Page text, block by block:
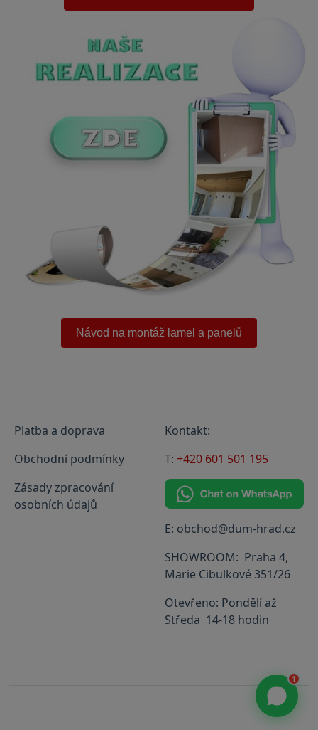
Návod na montáž lamel a panelů
Platba a doprava
Obchodní podmínky
Zásady zpracování
osobních údajů
Kontakt:
T: +420 601 501 195
E: obchod@dum-hrad.cz
SHOWROOM: Praha 4,
Marie Cibulkové 351/26
Otevřeno: Pondělí až
Středa 14-18 hodin
1